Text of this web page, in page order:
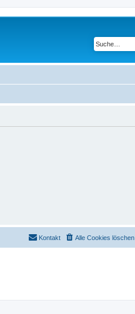
Alle Cookies löschen
Kontakt